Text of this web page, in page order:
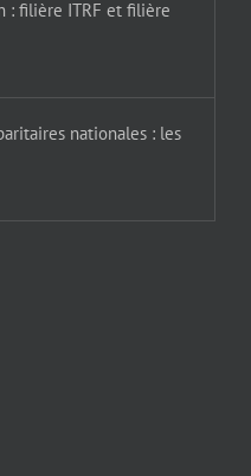
: filière ITRF et filière
nationales : les